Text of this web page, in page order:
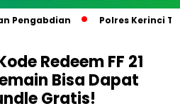
Polres Kerinci
Redeem FF 21
Bisa Dapat
Gratis!